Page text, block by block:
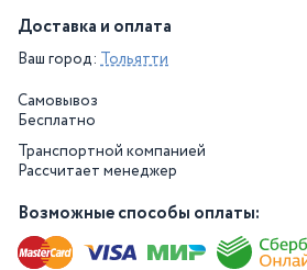
Доставка и оплата
Ваш город: Тольятти
Самовывоз
Бесплатно
Транспортной компанией
Рассчитает менеджер
Возможные способы оплаты: